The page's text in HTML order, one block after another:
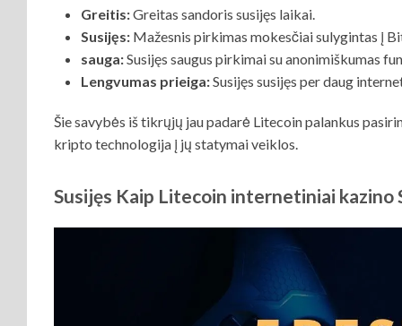
Greitis:Greitas sandoris susijęs laikai.
Susijęs: Mažesnis pirkimas mokesčiai sulygintas į
sauga:Susijęs saugus pirkimai su anonimiškumas
Lengvumas prieiga:Susijęs susijęs per daug
Šie savybės iš tikrųjų jau padarė Litecoin palankus
kripto technologija į jų statymai veiklos.
Susijęs Kaip Litecoin internetiniai kazino